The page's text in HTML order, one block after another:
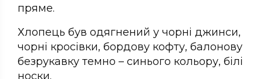
пряме.
Хлопець був одягнений у чорні джинси,
чорні кросівки, бордову кофту, балонову
безрукавку темно – синього кольору, білі
носки.